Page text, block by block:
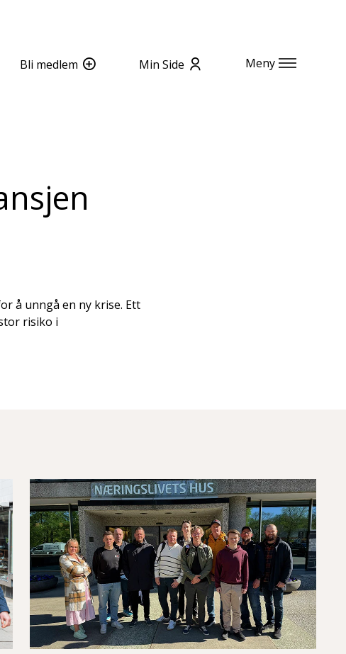
Bli medlem Min Side Meny
å unngå en ny krise. Ett
risiko i